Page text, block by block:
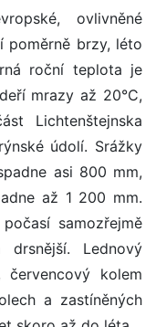
ovlivněné
poměrně brzy, léto
roční teplota je
mrazy až ­20°C,
Lichtenštejnska
údolí. Srážky
asi 800 mm,
až 1 200 mm.
samozřejmě
Lednový
červencový kolem
a zastíněných